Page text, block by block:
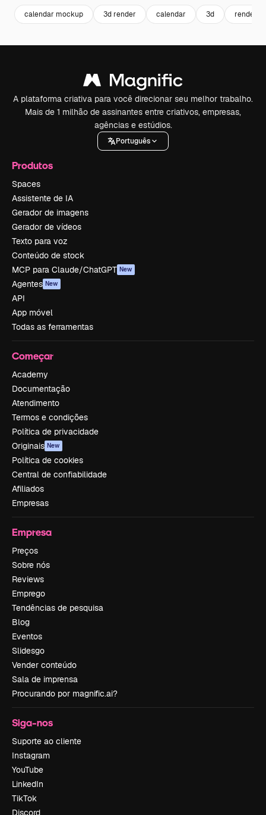
calendar mockup 3d render calendar 3d render
A plataforma criativa para você direcionar seu melhor trabalho.
Mais de 1 milhão de assinantes entre criativos, empresas,
agências e estúdios.
Português
Produtos
Spaces
Assistente de IA
Gerador de imagens
Gerador de vídeos
Texto para voz
Conteúdo de stock
MCP para Claude/ChatGPT New
Agentes New
API
App móvel
Todas as ferramentas
Começar
Academy
Documentação
Atendimento
Termos e condições
Política de privacidade
Originais New
Política de cookies
Central de confiabilidade
Afiliados
Empresas
Empresa
Preços
Sobre nós
Reviews
Emprego
Tendências de pesquisa
Blog
Eventos
Slidesgo
Vender conteúdo
Sala de imprensa
Procurando por magnific.ai?
Siga-nos
Suporte ao cliente
Instagram
YouTube
LinkedIn
TikTok
Discord